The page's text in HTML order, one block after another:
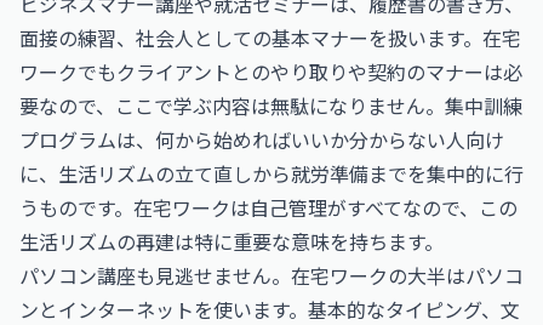
面接の練習、社会人としての基本マナーを扱います。在宅
ワークでもクライアントとのやり取りや契約のマナーは必
要なので、ここで学ぶ内容は無駄になりません。集中訓練
プログラムは、何から始めればいいか分からない人向け
に、生活リズムの立て直しから就労準備までを集中的に行
うものです。在宅ワークは自己管理がすべてなので、この
生活リズムの再建は特に重要な意味を持ちます。
パソコン講座も見逃せません。在宅ワークの大半はパソコ
ンとインターネットを使います。基本的なタイピング、文